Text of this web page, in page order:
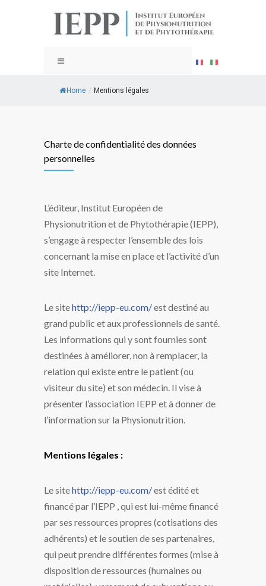
Home / Mentions légales
Charte de confidentialité des données
personnelles
L’éditeur, Institut Européen de
Physionutrition et de Phytothérapie (IEPP),
s’engage à respecter l’ensemble des lois
concernant la mise en place et l’activité d’un
site Internet.
Le sitehttp://iepp-eu.com/est destiné au
grand public et aux professionnels de santé.
Les informations qui y sont fournies sont
destinées à améliorer, non à remplacer, la
relation qui existe entre le patient (ou
visiteur du site) et son médecin. Il vise à
présenter l’association IEPP et à donner de
l’information sur la Physionutrition.
Mentions légales :
Le sitehttp://iepp-eu.com/est édité et
financé par l’IEPP , qui est lui-même financé
par ses ressources propres (cotisations des
adhérents) et le soutien de ses partenaires,
qui peut prendre différentes formes (mise à
disposition de ressources (humaines ou